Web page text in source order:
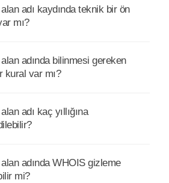
adı kaydında teknik bir ön
mı?
adında bilinmesi gereken
kural var mı?
adı kaç yıllığına
adında WHOIS gizleme
mi?